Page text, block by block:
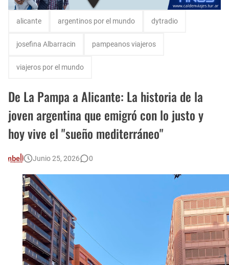
alicante argentinos por el mundo dytradio
josefina Albarracin pampeanos viajeros
viajeros por el mundo
De La Pampa a Alicante: La historia de la
joven argentina que emigró con lo justo y
hoy vive el "sueño mediterráneo"
Junio 25, 2026 0